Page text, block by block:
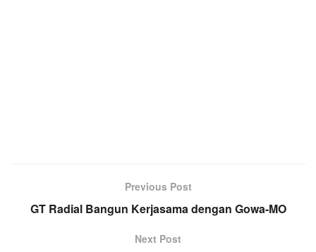
Previous Post
GT Radial Bangun Kerjasama dengan Gowa-MO
Next Post